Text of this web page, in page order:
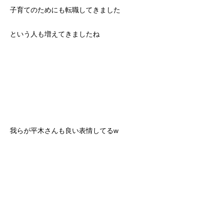
子育てのためにも転職してきました
という人も増えてきましたね
我らが平木さんも良い表情してるw